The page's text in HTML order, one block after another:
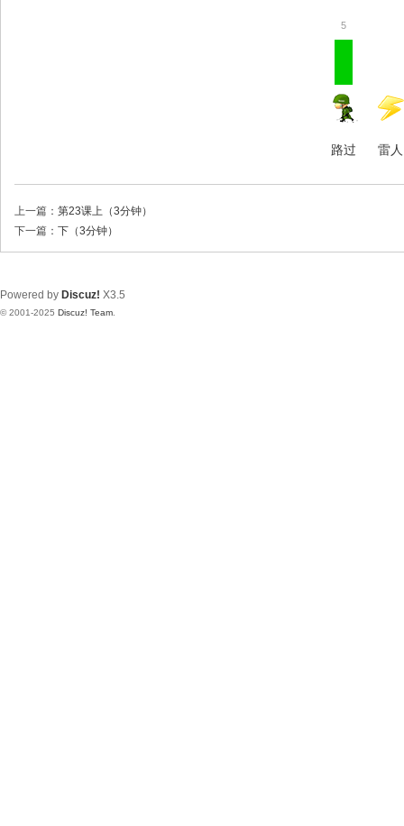
5
路过 雷人
上一篇： 第23课上（3分钟）
下一篇： 下（3分钟）
Powered by Discuz! X3.5
© 2001-2025 Discuz! Team